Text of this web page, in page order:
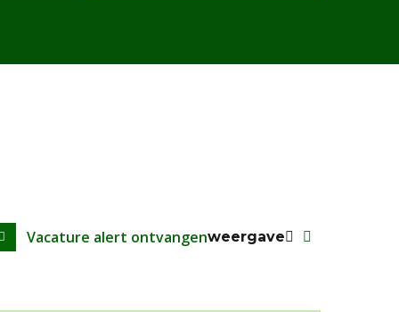
Vacature alert ontvangenweergave